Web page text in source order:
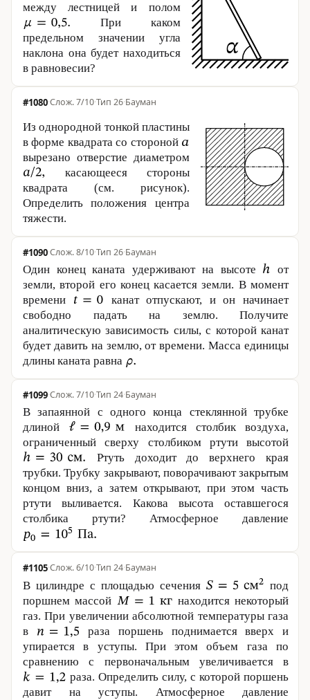
между лестницей и полом
При каком
предельном значении угла
наклона она будет находиться
в равновесии?
#1080· 7/10·Тип 26·Бауман
Из однородной тонкой пластины
в форме квадрата со стороной
вырезано отверстие диаметром
касающееся стороны
квадрата (см. рисунок).
Определить положения центра
тяжести.
#1090· 8/10·Тип 26·Бауман
Один конец каната удерживают на высоте
от
земли, второй его конец касается земли. В момент
времени
канат отпускают, и он начинает
свободно падать на землю. Получите
аналитическую зависимость силы, с которой канат
будет давить на землю, от времени. Масса единицы
длины каната равна
#1099· 7/10·Тип 24·Бауман
В запаянной с одного конца стеклянной трубке
длиной
находится столбик воздуха,
ограниченный сверху столбиком ртути высотой
Ртуть доходит до верхнего края
трубки. Трубку закрывают, поворачивают закрытым
концом вниз, а затем открывают, при этом часть
ртути выливается. Какова высота оставшегося
столбика ртути? Атмосферное давление
#1105· 6/10·Тип 24·Бауман
В цилиндре с площадью сечения
под
поршнем массой
находится некоторый
газ. При увеличении абсолютной температуры газа
в
раза поршень поднимается вверх и
упирается в уступы. При этом объем газа по
сравнению с первоначальным увеличивается в
раза. Определить силу, с которой поршень
давит на уступы. Атмосферное давление